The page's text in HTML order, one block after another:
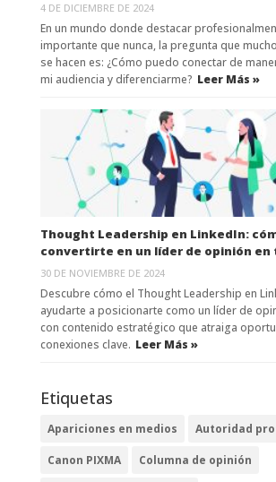
4 DE DICIEMBRE DE 2024
En un mundo donde destacar
importante que nunca, la pregunta que
se hacen es: ¿Cómo puedo conectar de
mi audiencia y diferenciarme? Leer Más »
Thought Leadership en LinkedIn:
convertirte en un líder de opinión
30 DE NOVIEMBRE DE 2024
Descubre cómo el Thought Leadership en
ayudarte a posicionarte como un líder de
con contenido estratégico que atraiga
conexiones clave. Leer Más »
Etiquetas
Apariciones en medios Autoridad
Canon PIXMA Columna de opinión